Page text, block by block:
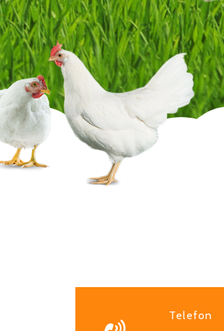
Telefon